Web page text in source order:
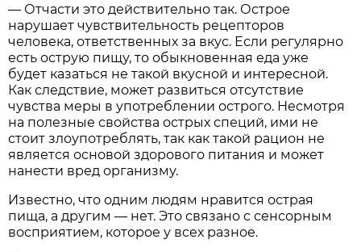
— Отчасти это действительно так. Острое
нарушает чувствительность рецепторов
человека, ответственных за вкус. Если регулярно
есть острую пищу, то обыкновенная еда уже
будет казаться не такой вкусной и интересной.
Как следствие, может развиться отсутствие
чувства меры в употреблении острого. Несмотря
на полезные свойства острых специй, ими не
стоит злоупотреблять, так как такой рацион не
является основой здорового питания и может
нанести вред организму.
Известно, что одним людям нравится острая
пища, а другим — нет. Это связано с сенсорным
восприятием, которое у всех разное.